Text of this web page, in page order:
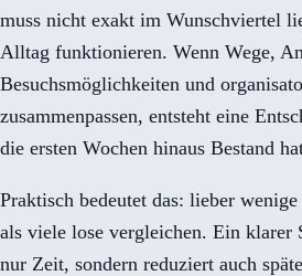
muss nicht exakt im Wunschviertel
Alltag funktionieren. Wenn Wege,
Besuchsmöglichkeiten und
zusammenpassen, entsteht eine
die ersten Wochen hinaus Bestand
Praktisch bedeutet das: lieber
als viele lose vergleichen. Ein klarer
nur Zeit, sondern reduziert auch